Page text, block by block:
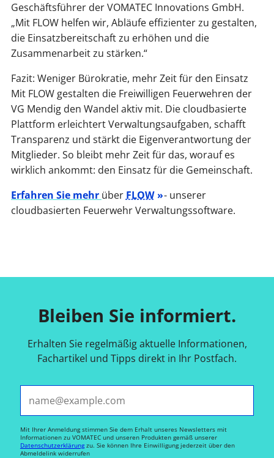
Geschäftsführer der VOMATEC Innovations GmbH.
„Mit FLOW helfen wir, Abläufe effizienter zu gestalten,
die Einsatzbereitschaft zu erhöhen und die
Zusammenarbeit zu stärken.“
Fazit: Weniger Bürokratie, mehr Zeit für den Einsatz
Mit FLOW gestalten die Freiwilligen Feuerwehren der
VG Mendig den Wandel aktiv mit. Die cloudbasierte
Plattform erleichtert Verwaltungsaufgaben, schafft
Transparenz und stärkt die Eigenverantwortung der
Mitglieder. So bleibt mehr Zeit für das, worauf es
wirklich ankommt: den Einsatz für die Gemeinschaft.
Erfahren Sie mehr über FLOW - unserer
cloudbasierten Feuerwehr Verwaltungssoftware.
Bleiben Sie informiert.
Erhalten Sie regelmäßig aktuelle Informationen,
Fachartikel und Tipps direkt in Ihr Postfach.
Mit Ihrer Anmeldung stimmen Sie dem Erhalt unseres Newsletters mit
Informationen zu VOMATEC und unseren Produkten gemäß unserer
Datenschutzerklärungzu. Sie können Ihre Einwilligung jederzeit über den
Abmeldelink widerrufen